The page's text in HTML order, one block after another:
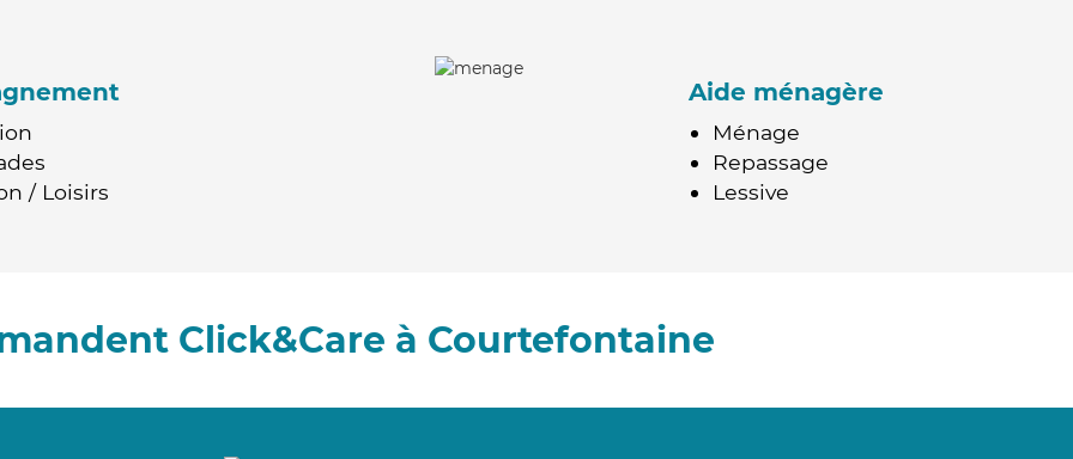
/ Loisirs
Aide ménagère
Ménage
Repassage
Lessive
Click&Care à Courtefontaine